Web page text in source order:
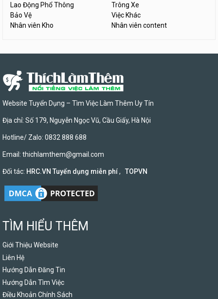
Lao Động Phổ Thông
Trông Xe
Bảo Vệ
Việc Khác
Nhân viên Kho
Nhân viên content
Website Tuyển Dụng – Tìm Việc Làm Thêm Uy Tín
Địa chỉ: Số 179, Nguyễn Ngọc Vũ, Cầu Giấy, Hà Nội
Hotline/ Zalo: 0832 888 688
Email: thichlamthem@gmail.com
Đối tác: HRC.VN Tuyển dụng miễn phí, TOPVN
TÌM HIỂU THÊM
Giới Thiệu Website
Liên Hệ
Hướng Dẫn Đăng Tin
Hướng Dẫn Tìm Việc
Điều Khoản Chính Sách